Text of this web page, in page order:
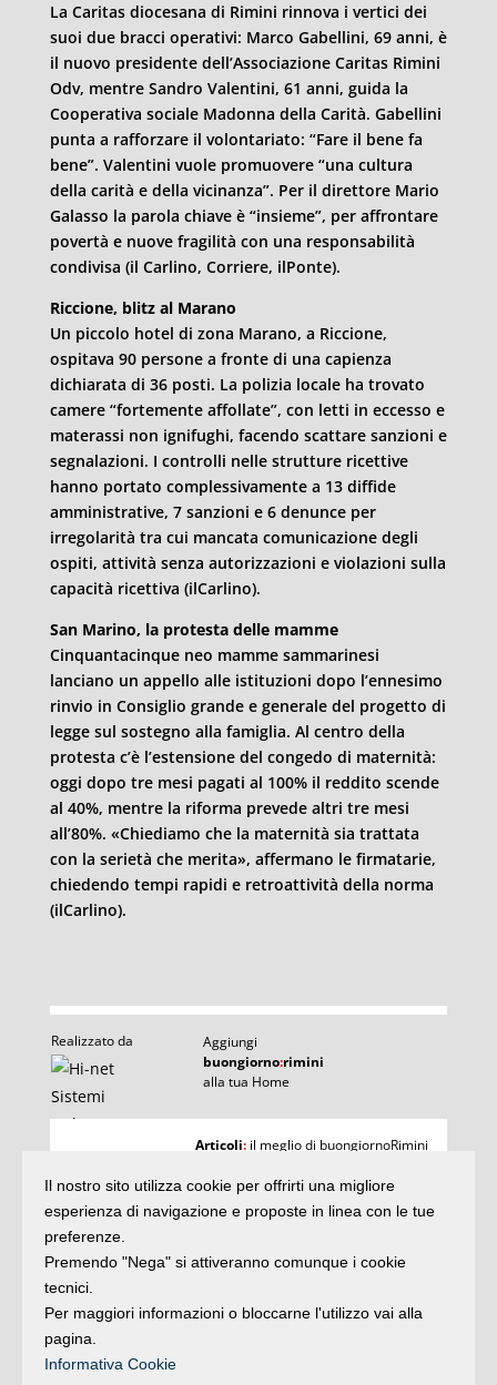
La Caritas diocesana di Rimini rinnova i vertici dei
suoi due bracci operativi: Marco Gabellini, 69 anni, è
il nuovo presidente dell’Associazione Caritas Rimini
Odv, mentre Sandro Valentini, 61 anni, guida la
Cooperativa sociale Madonna della Carità. Gabellini
punta a rafforzare il volontariato: “Fare il bene fa
bene”. Valentini vuole promuovere “una cultura
della carità e della vicinanza”. Per il direttore Mario
Galasso la parola chiave è “insieme”, per affrontare
povertà e nuove fragilità con una responsabilità
condivisa (il Carlino, Corriere, ilPonte).
Riccione, blitz al Marano
Un piccolo hotel di zona Marano, a Riccione,
ospitava 90 persone a fronte di una capienza
dichiarata di 36 posti. La polizia locale ha trovato
camere “fortemente affollate”, con letti in eccesso e
materassi non ignifughi, facendo scattare sanzioni e
segnalazioni. I controlli nelle strutture ricettive
hanno portato complessivamente a 13 diffide
amministrative, 7 sanzioni e 6 denunce per
irregolarità tra cui mancata comunicazione degli
ospiti, attività senza autorizzazioni e violazioni sulla
capacità ricettiva (ilCarlino).
San Marino, la protesta delle mamme
Cinquantacinque neo mamme sammarinesi
lanciano un appello alle istituzioni dopo l’ennesimo
rinvio in Consiglio grande e generale del progetto di
legge sul sostegno alla famiglia. Al centro della
protesta c’è l’estensione del congedo di maternità:
oggi dopo tre mesi pagati al 100% il reddito scende
al 40%, mentre la riforma prevede altri tre mesi
all’80%. «Chiediamo che la maternità sia trattata
con la serietà che merita», affermano le firmatarie,
chiedendo tempi rapidi e retroattività della norma
(ilCarlino).
Realizzato da
Aggiungi
buongiorno:rimini
alla tua Home
Articoli
e rubricheIArticoli: il meglio di buongiornoRimini
Argomenti
la storia delle notizie
Iscrivitialla newsletter Privacy
Il nostro sito utilizza cookie per offrirti una migliore
esperienza di navigazione e proposte in linea con le tue
preferenze.
Premendo "Nega" si attiveranno comunque i cookie
tecnici.
Per maggiori informazioni o bloccarne l'utilizzo vai alla
pagina.
Informativa Cookie